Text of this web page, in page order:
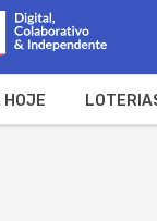
HOJE